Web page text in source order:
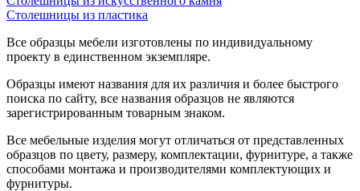
Столешницы из пластика
Все образцы мебели изготовлены по индивидуальному
проекту в единственном экземпляре.
Образцы имеют названия для их различия и более быстрого
поиска по сайту, все названия образцов не являются
зарегистрированным товарным знаком.
Все мебельные изделия могут отличаться от представленных
образцов по цвету, размеру, комплектации, фурнитуре, а также
способами монтажа и производителями комплектующих и
фурнитуры.